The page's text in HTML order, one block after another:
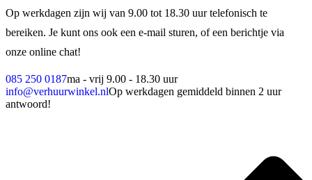
Op werkdagen zijn wij van 9.00 tot 18.30 uur telefonisch te
bereiken. Je kunt ons ook een e-mail sturen, of een berichtje via
onze online chat!
085 250 0187ma - vrij 9.00 - 18.30 uur
info@verhuurwinkel.nlOp werkdagen gemiddeld binnen 2 uur
antwoord!